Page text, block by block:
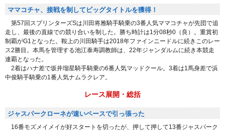
ママコチャ、接戦を制してビッグタイトルを獲得！
第57回スプリンターズSは川田将雅騎手騎乗の3番人気ママコチャが先団で追
走し、最後の直線での競り合いを制した。勝ち時計は1分08秒0（良）。重賞初
制覇がG1となった。鞍上の川田騎手は2018年ファインニードルに続きこのレー
ス2勝目。本馬を管理する池江泰寿調教師は、22年ジャンダルムに続き本競走
連覇となった。
2着はハナ差で坂井瑠星騎手騎乗の6番人気マッドクール。3着は1馬身差で浜
中俊騎手騎乗の1番人気ナムラクレア。
レース展開・総括
ジャスパークローネが速いペースで引っ張った
16番モズメイメイが好スタートを切ったが、押して押して13番ジャスパーク